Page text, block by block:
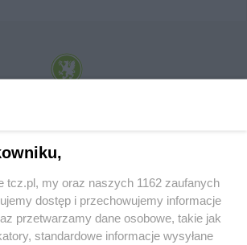
Sp. z o.o. Internetowy Serwis Informacyjny Miasta
tcz.pl, my oraz naszych 1162 zaufanych
dostęp i przechowujemy informacje
przetwarzamy dane osobowe, takie jak
standardowe informacje wysyłane